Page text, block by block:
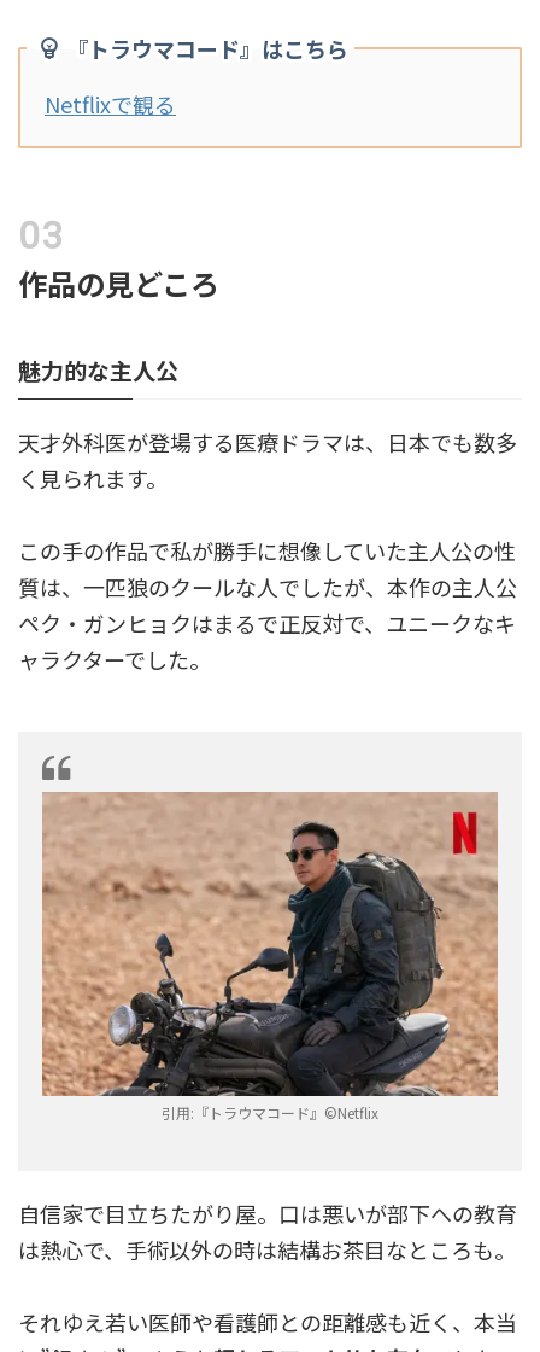
『トラウマコード』はこちら
Netflixで観る
作品の見どころ
魅力的な主人公
天才外科医が登場する医療ドラマは、日本でも数多
く見られます。
この手の作品で私が勝手に想像していた主人公の性
質は、一匹狼のクールな人でしたが、本作の主人公
ペク・ガンヒョクはまるで正反対で、ユニークなキ
ャラクターでした。
引用:『トラウマコード』©︎Netflix
自信家で目立ちたがり屋。口は悪いが部下への教育
は熱心で、手術以外の時は結構お茶目なところも。
それゆえ若い医師や看護師との距離感も近く、本当